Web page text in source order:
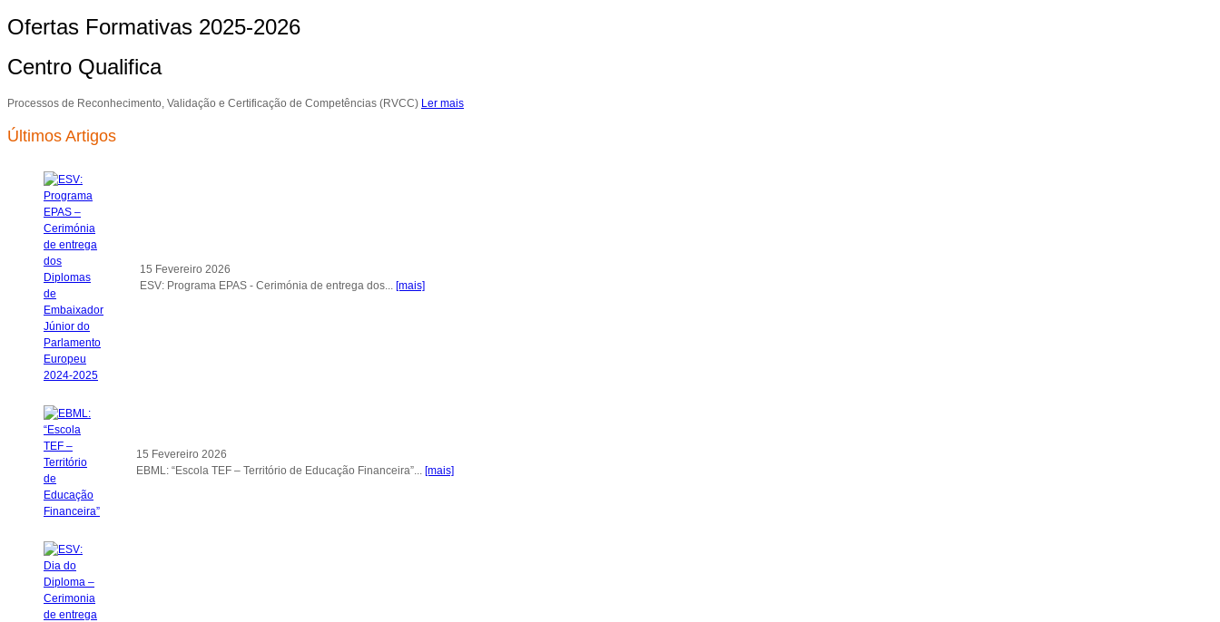
Ofertas Formativas 2025-2026
Centro Qualifica
Processos de Reconhecimento, Validação e Certificação de Competências (RVCC) Ler mais
Últimos Artigos
15 Fevereiro 2026
ESV: Programa EPAS - Cerimónia de entrega dos... [mais]
15 Fevereiro 2026
EBML: “Escola TEF – Território de Educação Financeira”... [mais]